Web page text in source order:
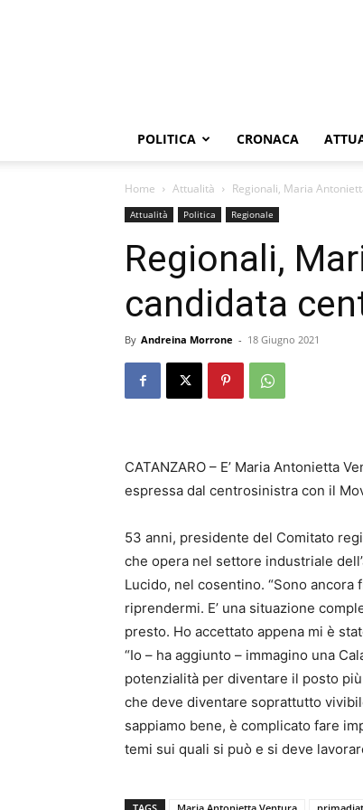
POLITICA CRONACA
Home Attualità Regionali, Maria
Attualità Politica Regionale
Regionali,
candidata
By Andreina Morrone - 18 Giugno 2021
CATANZARO – E’ Maria Antonietta
espressa dal centrosinistra con il
53 anni, presidente del Comitato
che opera nel settore industriale
Lucido, nel cosentino. “Sono ancora
riprendermi. E’ una situazione
presto. Ho accettato appena mi è
“Io – ha aggiunto – immagino una
potenzialità per diventare il posto
che deve diventare soprattutto
sappiamo bene, è complicato fare
temi sui quali si può e si deve